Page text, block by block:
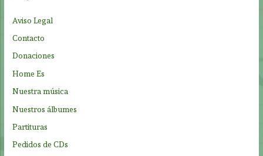
:
Aviso Legal
Contacto
Donaciones
Home Es
Nuestra música
Nuestros álbumes
Partituras
Pedidos de CDs